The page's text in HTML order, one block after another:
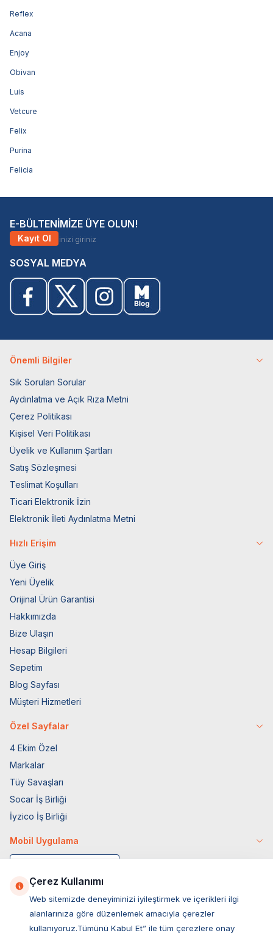
Reflex
Acana
Enjoy
Obivan
Luis
Vetcure
Felix
Purina
Felicia
E-BÜLTENİMİZE ÜYE OLUN!
Kayıt Ol
SOSYAL MEDYA
Önemli Bilgiler
Sık Sorulan Sorular
Aydınlatma ve Açık Rıza Metni
Çerez Politikası
Kişisel Veri Politikası
Üyelik ve Kullanım Şartları
Satış Sözleşmesi
Teslimat Koşulları
Ticari Elektronik İzin
Elektronik İleti Aydınlatma Metni
Hızlı Erişim
Üye Giriş
Yeni Üyelik
Orijinal Ürün Garantisi
Hakkımızda
Bize Ulaşın
Hesap Bilgileri
Sepetim
Blog Sayfası
Müşteri Hizmetleri
Özel Sayfalar
4 Ekim Özel
Markalar
Tüy Savaşları
Socar İş Birliği
İyzico İş Birliği
Mobil Uygulama
Çerez Kullanımı
Web sitemizde deneyiminizi iyileştirmek ve içerikleri ilgi
alanlarınıza göre düzenlemek amacıyla çerezler
kullanıyoruz.Tümünü Kabul Et” ile tüm çerezlere onay